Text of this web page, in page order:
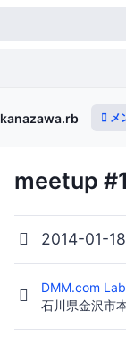
kanazawa.rb メ
meetup
2014-01-
DMM.com
石川県金沢市